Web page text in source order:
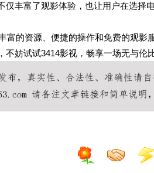
仅丰富了观影体验，也让用户在选择
富的资源、便捷的操作和免费的观
不妨试试3414影视，畅享一场无与伦